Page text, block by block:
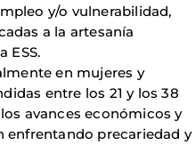
y/o vulnerabilidad,
a la artesanía
ESS.
en mujeres y
entre los 21 y los 38
avances económicos y
enfrentando precariedad y